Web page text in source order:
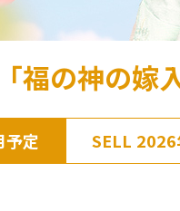
「福の神の嫁
予定 SELL 2026